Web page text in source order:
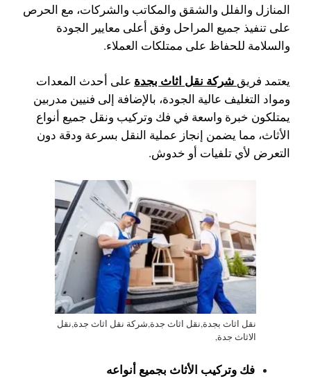
المنازل والفلل والشقق والمكاتب والشركات، مع الحرص
على تنفيذ جميع المراحل وفق أعلى معايير الجودة
والسلامة للحفاظ على ممتلكات العملاء.
يعتمد فريق شركة نقل اثاث بجدة على أحدث المعدات
ومواد التغليف عالية الجودة، بالإضافة إلى فنيين مدربين
يمتلكون خبرة واسعة في فك وتركيب ونقل جميع أنواع
الأثاث، مما يضمن إنجاز عملية النقل بسرعة ودقة دون
التعرض لأي تلفيات أو خدوش.
نقل اثاث بجدة,نقل اثاث جدة,شركة نقل اثاث جدة,نقل
الاثاث جدة,
فك وتركيب الأثاث بجميع أنواعه